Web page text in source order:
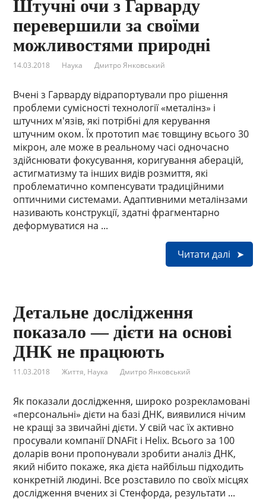
Штучні очи з Гарварду
перевершили за своїми
можливостями природні
14.03.2018 Наука Дмитро Янковський
Вчені з Гарварду відрапортували про рішення
проблеми сумісності технології «металінз» і
штучних м'язів, які потрібні для керування
штучним оком. Їх прототип має товщину всього 30
мікрон, але може в реальному часі одночасно
здійснювати фокусування, коригування аберацій,
астигматизму та інших видів розмиття, які
проблематично компенсувати традиційними
оптичними системами. Адаптивними металінзами
називають конструкції, здатні фрагментарно
деформуватися на ...
Читати далі
Детальне дослідження
показало — дієти на основі
ДНК не працюють
11.03.2018 Життя, Наука Дмитро Янковський
Як показали дослідження, широко розрекламовані
«персональні» дієти на базі ДНК, виявилися нічим
не кращі за звичайні дієти. У свій час їх активно
просували компанії DNAFit і Helix. Всього за 100
доларів вони пропонували зробити аналіз ДНК,
який нібито покаже, яка дієта найбільш підходить
конкретній людині. Все розставило по своїх місцях
дослідження вчених зі Стенфорда, результати ...